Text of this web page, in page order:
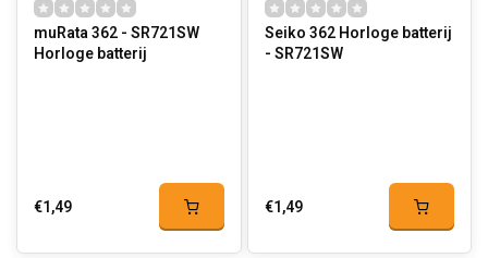
muRata 362 - SR721SW
Horloge batterij
€1,49
Seiko 362 Horloge batterij
- SR721SW
€1,49